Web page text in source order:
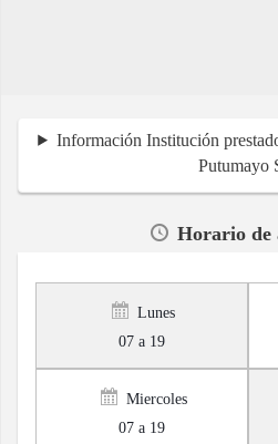
Información Institución
Putumayo
Horario de
Lunes
07 a 19
Miercoles
07 a 19